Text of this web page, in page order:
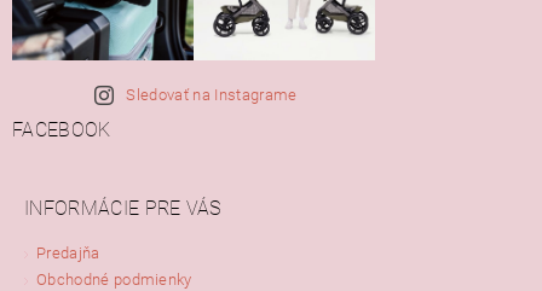
Sledovať na Instagrame
FACEBOOK
INFORMÁCIE PRE VÁS
Predajňa
Obchodné podmienky